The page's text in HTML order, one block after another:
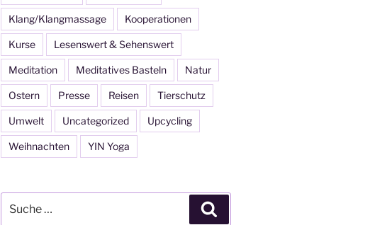
Klang/Klangmassage Kooperationen
Kurse Lesenswert & Sehenswert
Meditation Meditatives Basteln Natur
Ostern Presse Reisen Tierschutz
Umwelt Uncategorized Upcycling
Weihnachten YIN Yoga
nach: